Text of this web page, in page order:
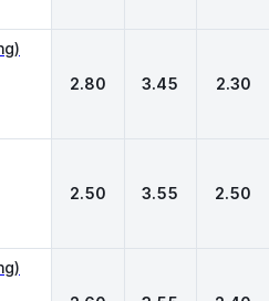
2.80 3.45 2.30
2.50 3.55 2.50